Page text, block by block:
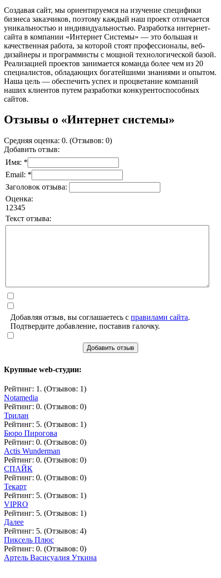
Создавая сайт, мы ориентируемся на изучение специфики
бизнеса заказчиков, поэтому каждый наш проект отличается
уникальностью и индивидуальностью. Разработка интернет-
сайта в компании «Интернет Системы» — это большая и
качественная работа, за которой стоят профессионалы, веб-
дизайнеры и программисты с мощной технологической базой.
Реализацией проектов занимается команда более чем из 20
специалистов, обладающих богатейшими знаниями и опытом.
Наша цель — обеспечить успех и процветание компаний
наших клиентов путем разработки конкурентоспособных
сайтов.
Отзывы о «Интернет системы»
Средняя оценка: 0. (Отзывов: 0)
Добавить отзыв:
Имя: *
Email: *
Заголовок отзыва:
Оценка:
1 2345
Текст отзыва:
Добавляя отзыв, вы соглашаетесь с правилами сайта.
Подтвердите добавление, поставив галочку.
Добавить отзыв
Крупные web-студии:
Рейтинг: 1. (Отзывов: 1)
Notamedia
Рейтинг: 0. (Отзывов: 0)
Трилан
Рейтинг: 5. (Отзывов: 1)
Бюро Пирогова
Рейтинг: 0. (Отзывов: 0)
Actis Wunderman
Рейтинг: 0. (Отзывов: 0)
СПАЙК
Рейтинг: 0. (Отзывов: 0)
Текарт
Рейтинг: 5. (Отзывов: 1)
VIPRO
Рейтинг: 5. (Отзывов: 1)
Далее
Рейтинг: 5. (Отзывов: 4)
Пиксель Плюс
Рейтинг: 0. (Отзывов: 0)
Артель Васисуалия Уткина